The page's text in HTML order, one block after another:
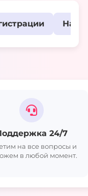
24/7
на все вопросы и
в любой момент.